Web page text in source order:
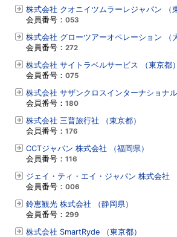
株式会社 クオニイツムラーレジャパン （
会員番号： 053
株式会社 グローツアーオペレーション （
会員番号： 272
株式会社 サイトラベルサービス （東京都）
会員番号： 075
株式会社 サザンクロスインターナショナル
会員番号： 180
株式会社 三普旅行社 （東京都）
会員番号： 176
CCTジャパン 株式会社 （福岡県）
会員番号： 116
ジェイ・ティ・エイ・ジャパン 株式会社
会員番号： 006
鈴恵観光 株式会社 （静岡県）
会員番号： 299
株式会社 SmartRyde （東京都）